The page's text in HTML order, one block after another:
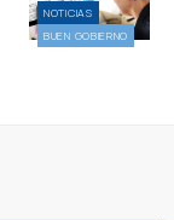
NOTICIAS
BUEN GOBIERNO